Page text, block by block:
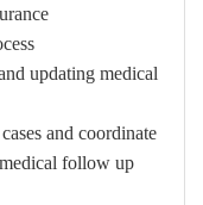
updating medical
and coordinate
follow up